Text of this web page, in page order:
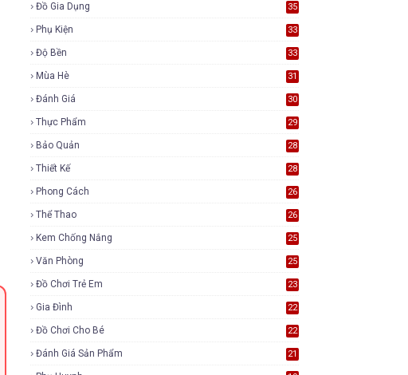
Đồ Gia Dụng 35
Phụ Kiện 33
Độ Bền 33
Mùa Hè 31
Đánh Giá 30
Thực Phẩm 29
Bảo Quản 28
Thiết Kế 28
Phong Cách 26
Thể Thao 26
Kem Chống Nắng 25
Văn Phòng 25
Đồ Chơi Trẻ Em 23
Gia Đình 22
Đồ Chơi Cho Bé 22
Đánh Giá Sản Phẩm 21